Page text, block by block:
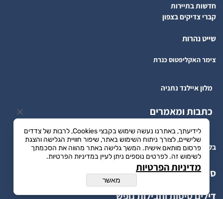
חדשות בתיירות
קברי צדיקים בצפון
שייט נהרות
צימר האקליפטוס כנרת
מלון איילנד נתניה
כתבות ומאמרים
בלוג הטיולים מידע לדרך
סוכני נסיעות
דילים טיסות וחבילות נופש
לידיעתך, באתרנו נעשה שימוש בקבצי Cookies, לרבות של צדדים
שלישיים, לצורך ניתוח השימוש באתר, שיפור חוויית הגלישה והצגת
פרסום מותאם אישית. המשך גלישה באתר מהווה את הסכמתך
לשימוש זה. לפרטים נוספים ניתן לעיין במדיניות הפרטיות.
מדיניות הפרטיות
מאשר